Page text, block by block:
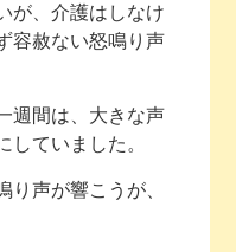
が、介護はしなけ
容赦ない怒鳴り声
週間は、大きな声
していました。
り声が響こうが、